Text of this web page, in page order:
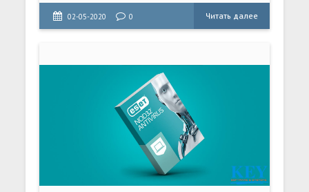
02-05-2020 0 Читать далее